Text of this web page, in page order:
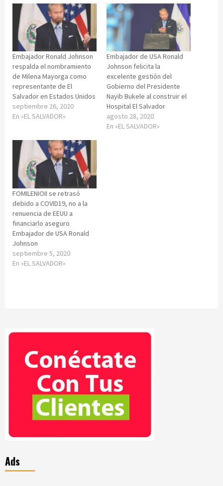
Embajador Ronald Johnson
respalda el nombramiento
de Milena Mayorga como
representante de El
Salvador en Estados Unidos
septiembre 26, 2020
En «EL SALVADOR»
Embajador de USA Ronald
Johnson felicita la
excelente gestión del
Gobierno del Presidente
Nayib Bukele al construir el
Hospital El Salvador
agosto 28, 2020
En «EL SALVADOR»
FOMILENIOII se retrasó
debido a COVID19, no a la
renuencia de EEUU a
financiarlo aseguro
Embajador de USA Ronald
Johnson
septiembre 5, 2020
En «EL SALVADOR»
Ads